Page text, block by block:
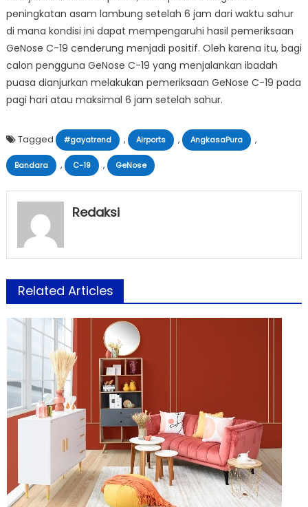
peningkatan asam lambung setelah 6 jam dari waktu sahur
di mana kondisi ini dapat mempengaruhi hasil pemeriksaan
GeNose C-19 cenderung menjadi positif. Oleh karena itu, bagi
calon pengguna GeNose C-19 yang menjalankan ibadah
puasa dianjurkan melakukan pemeriksaan GeNose C-19 pada
pagi hari atau maksimal 6 jam setelah sahur.
Tagged #gayatrend , Airports , AngkasaPura ,
Bandara , C-19 , GeNose
Redaksi
Related Articles